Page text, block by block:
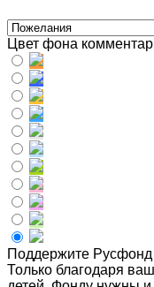
Цвет фона
Поддержите Русфонд
Только благодаря